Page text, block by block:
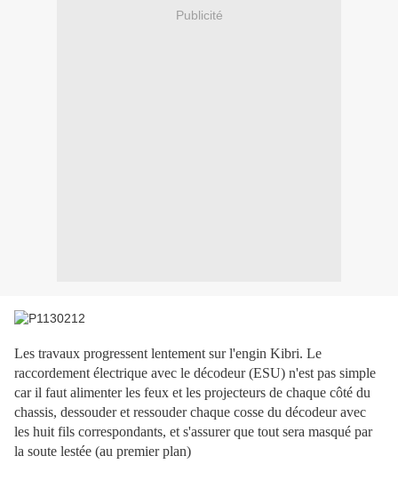
Publicité
Les travaux progressent lentement sur l'engin Kibri. Le
raccordement électrique avec le décodeur (ESU) n'est pas simple
car il faut alimenter les feux et les projecteurs de chaque côté du
chassis, dessouder et ressouder chaque cosse du décodeur avec
les huit fils correspondants, et s'assurer que tout sera masqué par
la soute lestée (au premier plan)